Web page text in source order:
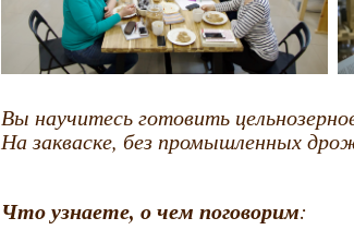
Вы научитесь готовить
На закваске, без промышленных
Что узнаете, о чем поговорим: